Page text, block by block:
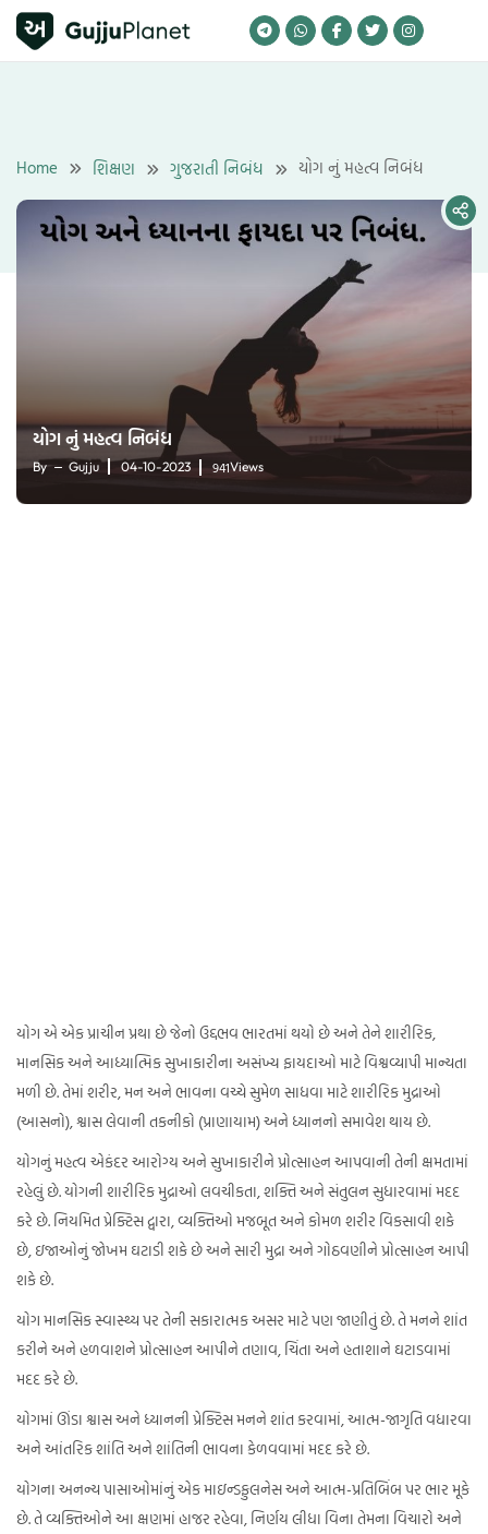
Skip
Home શિક્ષણ ગુજરાતી નિબંધ યોગ નું મહત્વ નિબંધ
યોગ નું મહત્વ નિબંધ
By Gujju 04-10-2023 941Views
યોગ એ એક પ્રાચીન પ્રથા છે જેનો ઉદ્દભવ ભારતમાં થયો છે અને તેને શારીરિક,
માનસિક અને આધ્યાત્મિક સુખાકારીના અસંખ્ય ફાયદાઓ માટે વિશ્વવ્યાપી માન્યતા
મળી છે. તેમાં શરીર, મન અને ભાવના વચ્ચે સુમેળ સાધવા માટે શારીરિક મુદ્રાઓ
(આસનો), શ્વાસ લેવાની તકનીકો (પ્રાણાયામ) અને ધ્યાનનો સમાવેશ થાય છે.
યોગનું મહત્વ એકંદર આરોગ્ય અને સુખાકારીને પ્રોત્સાહન આપવાની તેની ક્ષમતામાં
રહેલું છે. યોગની શારીરિક મુદ્રાઓ લવચીકતા, શક્તિ અને સંતુલન સુધારવામાં મદદ
કરે છે. નિયમિત પ્રેક્ટિસ દ્વારા, વ્યક્તિઓ મજબૂત અને કોમળ શરીર વિકસાવી શકે
છે, ઇજાઓનું જોખમ ઘટાડી શકે છે અને સારી મુદ્રા અને ગોઠવણીને પ્રોત્સાહન આપી
શકે છે.
યોગ માનસિક સ્વાસ્થ્ય પર તેની સકારાત્મક અસર માટે પણ જાણીતું છે. તે મનને શાંત
કરીને અને હળવાશને પ્રોત્સાહન આપીને તણાવ, ચિંતા અને હતાશાને ઘટાડવામાં
મદદ કરે છે.
યોગમાં ઊંડા શ્વાસ અને ધ્યાનની પ્રેક્ટિસ મનને શાંત કરવામાં, આત્મ-જાગૃતિ વધારવા
અને આંતરિક શાંતિ અને શાંતિની ભાવના કેળવવામાં મદદ કરે છે.
યોગના અનન્ય પાસાઓમાંનું એક માઇન્ડફુલનેસ અને આત્મ-પ્રતિબિંબ પર ભાર મૂકે
છે. તે વ્યક્તિઓને આ ક્ષણમાં હાજર રહેવા, નિર્ણય લીધા વિના તેમના વિચારો અને